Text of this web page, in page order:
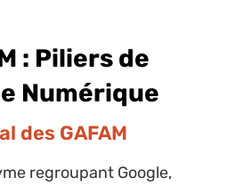
: Piliers de
Numérique
des GAFAM
regroupant Google,